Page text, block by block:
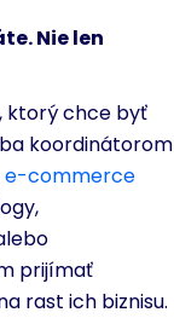
Nie len
, ktorý chce byť
koordinátorom
e-commerce
prijímať
rast ich biznisu.